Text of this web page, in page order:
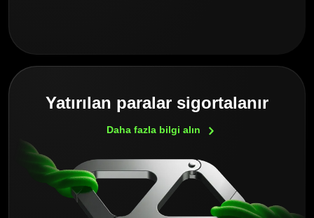
Yatırılan paralar sigortalanır
Daha fazla bilgi alın